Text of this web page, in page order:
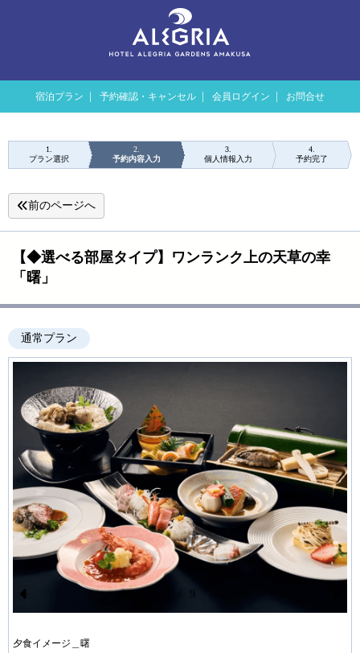
宿泊プラン 予約確認・キャンセル 会員ログイン お問合せ
1
プラン選択
2
予約内容入力
3
個人情報入力
4
予約完了
前のページへ
【◆選べる部屋タイプ】ワンランク上の天草の幸
「曙」
通常プラン
Pr
ev
夕食イメージ＿曙
N
9